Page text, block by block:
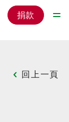
捐款
回上一頁